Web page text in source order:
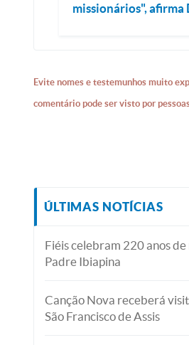
missionários", afirma
Evite nomes e testemunhos muito
comentário pode ser visto por
ÚLTIMAS NOTÍCIAS
Fiéis celebram 220 anos
Padre Ibiapina
Canção Nova receberá
São Francisco de Assis